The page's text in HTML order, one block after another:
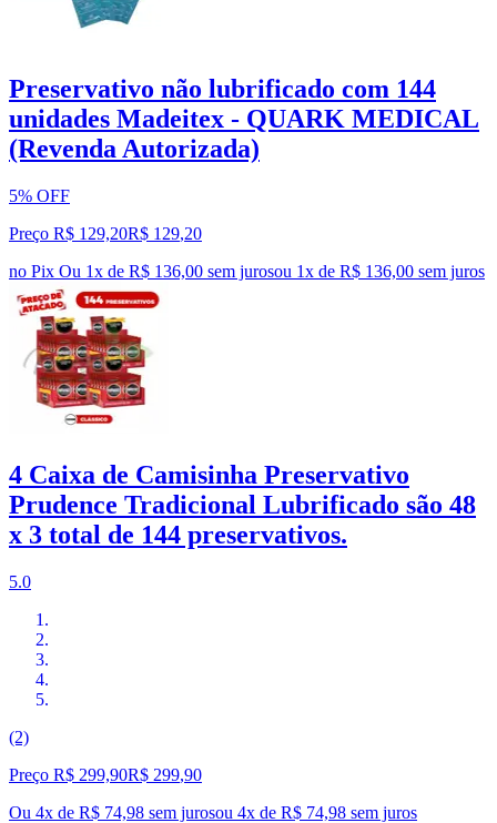
Preservativo não lubrificado com 144
unidades Madeitex - QUARK MEDICAL
(Revenda Autorizada)
5% OFF
Preço R$ 129,20R$ 129,20
no Pix Ou 1x de R$ 136,00 sem jurosou 1x de R$ 136,00 sem juros
4 Caixa de Camisinha Preservativo
Prudence Tradicional Lubrificado são 48
x 3 total de 144 preservativos.
5.0
(2)
Preço R$ 299,90R$ 299,90
Ou 4x de R$ 74,98 sem jurosou 4x de R$ 74,98 sem juros